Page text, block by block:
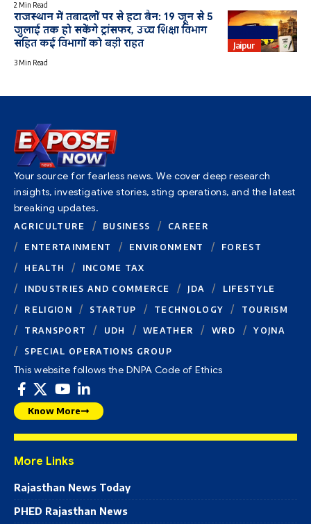
2 Min Read
Jaipur
राजस्थान में तबादलों पर से हटा बैन: 19 जून से 5
जुलाई तक हो सकेंगे ट्रांसफर, उच्च शिक्षा विभाग
सहित कई विभागों को बड़ी राहत
3 Min Read
Your source for fearless news. We cover deep research
insights, investigative stories, sting operations, and the latest
breaking updates.
AGRICULTURE BUSINESS
CAREER
ENTERTAINMENT
ENVIRONMENT
FOREST
HEALTH
INCOME TAX
INDUSTRIES AND COMMERCE
JDA
LIFESTYLE
RELIGION
STARTUP TECHNOLOGY
TOURISM
TRANSPORT
UDH WEATHER WRD
YOJNA
SPECIAL OPERATIONS GROUP
This website follows the DNPA Code of Ethics
Know More
More Links
Rajasthan News Today
PHED Rajasthan News